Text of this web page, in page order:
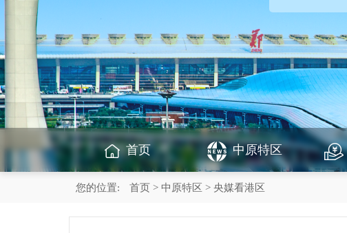
首页 中原特区
您的位置: 首页 > 中原特区 > 央媒看港区